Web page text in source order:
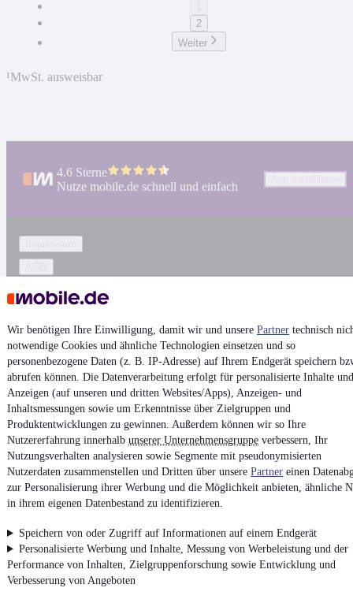
Wir benötigen Ihre Einwilligung, damit wir und unsere Partner technisch
notwendige Cookies und ähnliche Technologien einsetzen und so
personenbezogene Daten (z. B. IP-Adresse) auf Ihrem Endgerät speichern
abrufen können. Die Datenverarbeitung erfolgt für personalisierte Inhalte und
Anzeigen (auf unseren und dritten Websites/Apps), Anzeigen- und
Inhaltsmessungen sowie um Erkenntnisse über Zielgruppen und
Produktentwicklungen zu gewinnen. Außerdem können wir so Ihre
Nutzererfahrung innerhalb unserer Unternehmensgruppe verbessern, Ihr
Nutzungsverhalten analysieren sowie Segmente mit pseudonymisierten
Nutzerdaten zusammenstellen und Dritten über unsere Partner einen
zur Personalisierung ihrer Werbung und die Möglichkeit anbieten, ähnliche
in ihrem eigenen Datenbestand zu identifizieren.
Speichern von oder Zugriff auf Informationen auf einem Endgerät
Personalisierte Werbung und Inhalte, Messung von Werbeleistung und der
Performance von Inhalten, Zielgruppenforschung sowie Entwicklung und
Verbesserung von Angeboten
2
Weiter
¹MwSt. ausweisbar
4.6 Sterne
Nutze mobile.de schnell und einfach
Vertrag widerrufen
Datenschutzeinstellungen
Erklärung zur Barrierefreiheit
Report Security Vulnerability (English)
Powered by
ObNeuwagen,GebrauchtwagenoderLeasing-Angebote : Alle
Fahrzeuge gibt es bei mobile.de